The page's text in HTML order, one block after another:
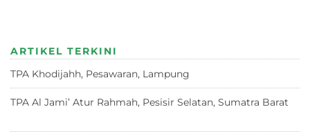
s
A
p
p
e
b
o
o
k
te
r
ra
m
d
s
ARTIKEL TERKINI
TPA Khodijahh, Pesawaran, Lampung
TPA Al Jami’ Atur Rahmah, Pesisir Selatan, Sumatra Barat